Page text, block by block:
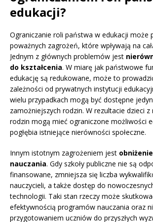
edukacji?
Ograniczanie roli państwa w edukacji może
poważnych zagrożeń, które wpływają na
Jednym z głównych problemów jest
do kształcenia. W miarę jak państwowe
edukację są redukowane, może to
zależności od prywatnych instytucji
wielu przypadkach mogą być dostępne
zamożniejszych rodzin. W rezultacie dzieci
rodzin mogą mieć ograniczone możliwości
pogłębia istniejące nierówności społeczne.
Innym istotnym zagrożeniem jest
nauczania. Gdy szkoły publiczne nie są
finansowane, zmniejsza się liczba
nauczycieli, a także dostęp do
technologii. Taki stan rzeczy może
efektywnością programów nauczania oraz
przygotowaniem uczniów do przyszłych